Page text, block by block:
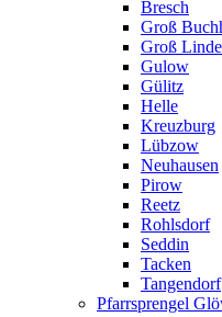
Bresch
Groß
Groß Linde
Gulow
Gülitz
Helle
Kreuzburg
Lübzow
Neuhausen
Pirow
Reetz
Rohlsdorf
Seddin
Tacken
Tangendorf
Pfarrsprengel